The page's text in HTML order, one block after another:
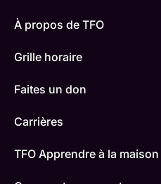
À propos de TFO
Grille horaire
Faites un don
Carrières
TFO Apprendre à la maison